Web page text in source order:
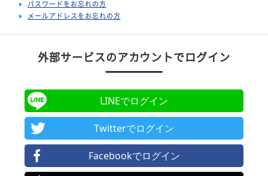
パスワードをお忘れの方
メールアドレスをお忘れの方
外部サービスのアカウントでログイン
LINEでログイン
Twitterでログイン
Facebookでログイン